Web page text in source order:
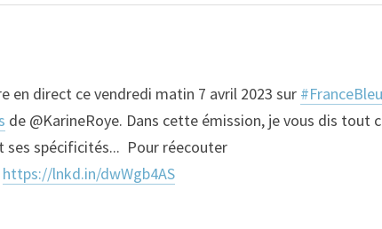
en direct ce vendredi matin 7 avril 2023 sur
de @KarineRoye. Dans cette émission, je vous dis tout
ses spécificités...  Pour réecouter
https://lnkd.in/dwWgb4AS